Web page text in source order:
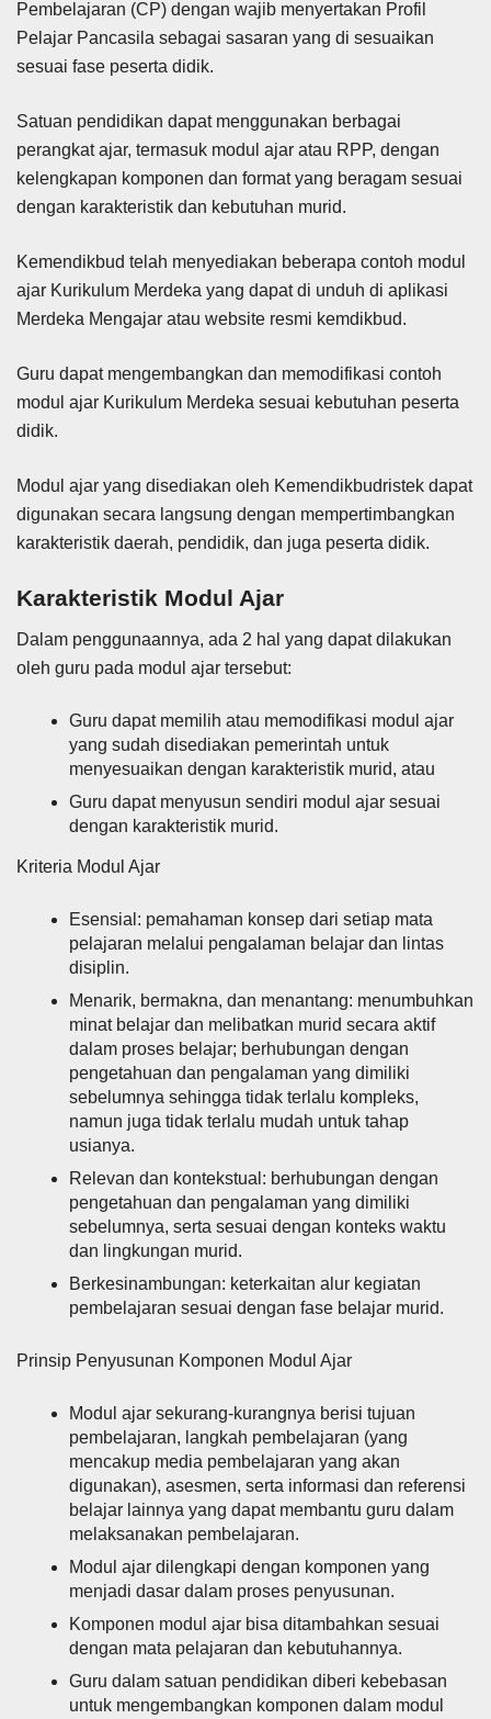
Pembelajaran (CP) dengan wajib menyertakan Profil
Pelajar Pancasila sebagai sasaran yang di sesuaikan
sesuai fase peserta didik.
Satuan pendidikan dapat menggunakan berbagai
perangkat ajar, termasuk modul ajar atau RPP, dengan
kelengkapan komponen dan format yang beragam sesuai
dengan karakteristik dan kebutuhan murid.
Kemendikbud telah menyediakan beberapa contoh modul
ajar Kurikulum Merdeka yang dapat di unduh di aplikasi
Merdeka Mengajar atau website resmi kemdikbud.
Guru dapat mengembangkan dan memodifikasi contoh
modul ajar Kurikulum Merdeka sesuai kebutuhan peserta
didik.
Modul ajar yang disediakan oleh Kemendikbudristek dapat
digunakan secara langsung dengan mempertimbangkan
karakteristik daerah, pendidik, dan juga peserta didik.
Karakteristik Modul Ajar
Dalam penggunaannya, ada 2 hal yang dapat dilakukan
oleh guru pada modul ajar tersebut:
Guru dapat memilih atau memodifikasi modul ajar
yang sudah disediakan pemerintah untuk
menyesuaikan dengan karakteristik murid, atau
Guru dapat menyusun sendiri modul ajar sesuai
dengan karakteristik murid.
Kriteria Modul Ajar
Esensial: pemahaman konsep dari setiap mata
pelajaran melalui pengalaman belajar dan lintas
disiplin.
Menarik, bermakna, dan menantang: menumbuhkan
minat belajar dan melibatkan murid secara aktif
dalam proses belajar; berhubungan dengan
pengetahuan dan pengalaman yang dimiliki
sebelumnya sehingga tidak terlalu kompleks,
namun juga tidak terlalu mudah untuk tahap
usianya.
Relevan dan kontekstual: berhubungan dengan
pengetahuan dan pengalaman yang dimiliki
sebelumnya, serta sesuai dengan konteks waktu
dan lingkungan murid.
Berkesinambungan: keterkaitan alur kegiatan
pembelajaran sesuai dengan fase belajar murid.
Prinsip Penyusunan Komponen Modul Ajar
Modul ajar sekurang-kurangnya berisi tujuan
pembelajaran, langkah pembelajaran (yang
mencakup media pembelajaran yang akan
digunakan), asesmen, serta informasi dan referensi
belajar lainnya yang dapat membantu guru dalam
melaksanakan pembelajaran.
Modul ajar dilengkapi dengan komponen yang
menjadi dasar dalam proses penyusunan.
Komponen modul ajar bisa ditambahkan sesuai
dengan mata pelajaran dan kebutuhannya.
Guru dalam satuan pendidikan diberi kebebasan
untuk mengembangkan komponen dalam modul